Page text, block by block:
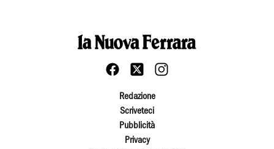
Redazione
Scriveteci
Pubblicità
Privacy